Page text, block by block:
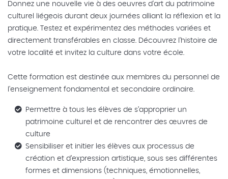
Donnez une nouvelle vie à des oeuvres d'art du patrimoine
culturel liégeois durant deux journées alliant la réflexion et la
pratique. Testez et expérimentez des méthodes variées et
directement transférables en classe. Découvrez l'histoire de
votre localité et invitez la culture dans votre école.
Cette formation est destinée aux membres du personnel de
l'enseignement fondamental et secondaire ordinaire.
Permettre à tous les élèves de s’approprier un
patrimoine culturel et de rencontrer des œuvres de
culture
Sensibiliser et initier les élèves aux processus de
création et d’expression artistique, sous ses différentes
formes et dimensions (techniques, émotionnelles,